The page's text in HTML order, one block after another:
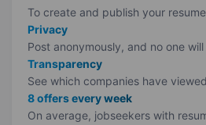
To create and publish your
Privacy
Post anonymously, and no one
Transparency
See which companies have
8 offers every week
On average, jobseekers with